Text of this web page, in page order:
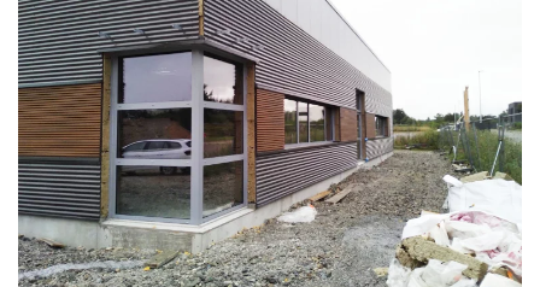
CUISINE CENTRALE API